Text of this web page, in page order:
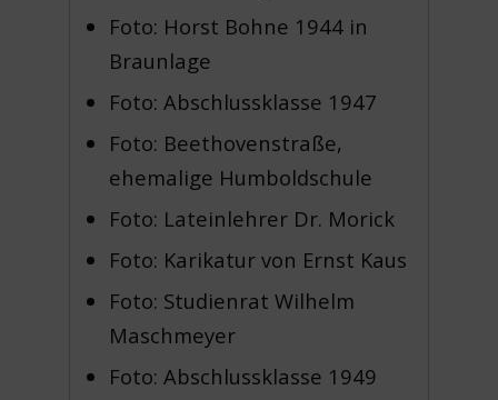
Foto: Horst Bohne 1944 in
Braunlage
Foto: Abschlussklasse 1947
Foto: Beethovenstraße,
ehemalige Humboldschule
Foto: Lateinlehrer Dr. Morick
Foto: Karikatur von Ernst Kaus
Foto: Studienrat Wilhelm
Maschmeyer
Foto: Abschlussklasse 1949